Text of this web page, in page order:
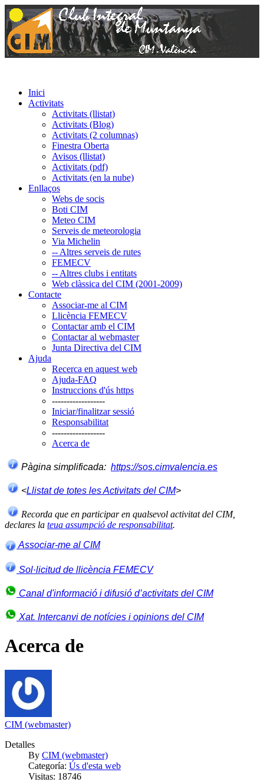
Inici
Activitats
Activitats (llistat)
Activitats (Blog)
Activitats (2 columnas)
Finestra Oberta
Avisos (llistat)
Activitats (pdf)
Activitats (en la nube)
Enllaços
Webs de socis
Boti CIM
Meteo CIM
Serveis de meteorologia
Via Michelin
-- Altres serveis de rutes
FEMECV
-- Altres clubs i entitats
Web clàssica del CIM (2001-2009)
Contacte
Associar-me al CIM
Llicència FEMECV
Contactar amb el CIM
Contactar al webmaster
Junta Directiva del CIM
Ajuda
Recerca en aquest web
Ajuda-FAQ
Instruccions d'ús https
------------------
Iniciar/finalitzar sessió
Responsabilitat
------------------
Acerca de
Pàgina simplificada: https://sos.cimvalencia.es
<Llistat de totes les Activitats del CIM>
Recorda que en participar en qualsevol activitat del CIM,
declares la teua assumpció de responsabilitat.
Associar-me al CIM
Sol·licitud de llicència FEMECV
Canal d'informació i difusió d’activitats del CIM
Xat. Intercanvi de notícies i opinions del CIM
Acerca de
CIM (webmaster)
Detalles
By CIM (webmaster)
Categoría: Ús d'esta web
Visitas: 18746